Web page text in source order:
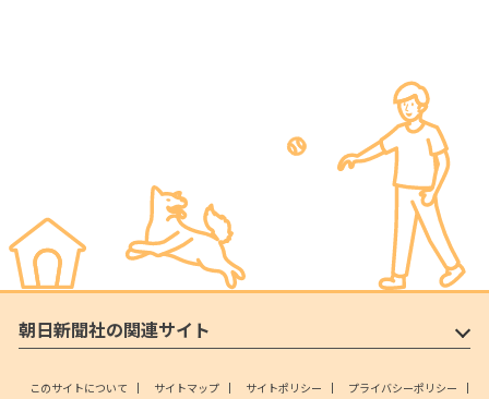
朝日新聞社の関連サイト
このサイトについて サイトマップ サイトポリシー プライバシーポリシー